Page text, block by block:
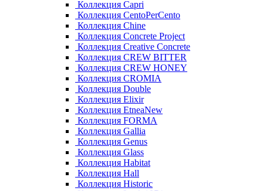
Коллекция Capri
Коллекция CentoPerCento
Коллекция Chine
Коллекция Concrete Project
Коллекция Creative Concrete
Коллекция CREW BITTER
Коллекция CREW HONEY
Коллекция CROMIA
Коллекция Double
Коллекция Elixir
Коллекция EtneaNew
Коллекция FORMA
Коллекция Gallia
Коллекция Genus
Коллекция Glass
Коллекция Habitat
Коллекция Hall
Коллекция Historic